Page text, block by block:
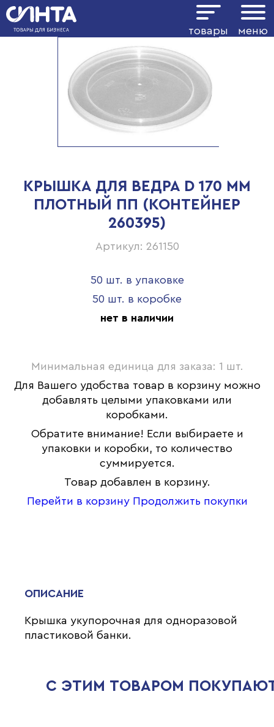
товары меню
КРЫШКА ДЛЯ ВЕДРА D 170 ММ
ПЛОТНЫЙ ПП (КОНТЕЙНЕР
260395)
Артикул: 261150
50 шт. в упаковке
50 шт. в коробке
нет в наличии
Минимальная единица для заказа: 1 шт.
Для Вашего удобства товар в корзину можно
добавлять целыми упаковками или
коробками.
Обратите внимание! Если выбираете и
упаковки и коробки, то количество
суммируется.
Товар добавлен в корзину.
Перейти в корзину Продолжить покупки
ОПИСАНИЕ
Крышка укупорочная для одноразовой
пластиковой банки.
С ЭТИМ ТОВАРОМ